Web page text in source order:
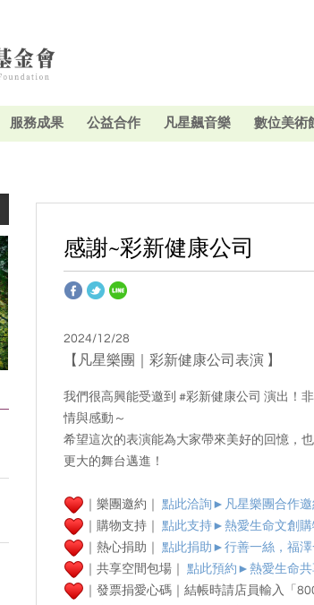
服務成果 公益合作 凡星飆音樂 數位美術
感謝~彩新健康公司
2024/12/28
【凡星樂團｜彩新健康公司表演 】
我們很高興能受邀到 #彩新健康公司 演出！
情與感動～
希望這次的表演能為大家帶來美好的回憶，
更大的舞台邁進！
｜樂團邀約｜ 點此洽詢►凡星樂團合作邀
｜購物支持｜
點此支持►熱愛生命文創購
｜熱心捐助｜ 點此捐助►行善一絲，福澤
｜共享空間包場｜ 點此預約► 熱愛生命共
｜發票捐愛心碼｜結帳時請店員輸入「